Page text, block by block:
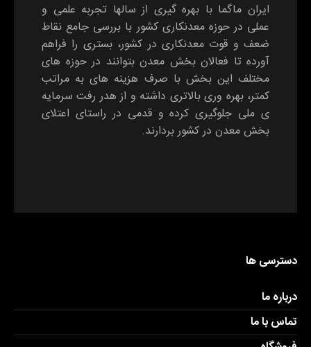
ایران ماگما با بهره گیری از سالها تجربه علمی و
عملی در حوزه معدنکاری کشور با بررسی جامع نقاط
ضعف و قوت معدنکاری در کشور، بستری را فراهم
آورده تا فعالان بخش معدن بتوانند در حوزه های
مختلف این بخش با صرف هزینه های به مراتب
کمتر، بهره وری بالاتری داشته و از هدر رفت سرمایه
ی ملی جلوگیری کرده و قدمی در راستای اعتلای
بخش معدن در کشور بردارند.
دسترسی ها
درباره ما
تماس با ما